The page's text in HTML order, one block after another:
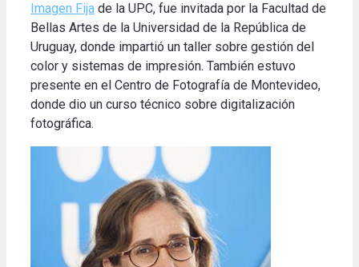
Imagen Fija de la UPC, fue invitada por la Facultad de
Bellas Artes de la Universidad de la República de
Uruguay, donde impartió un taller sobre gestión del
color y sistemas de impresión. También estuvo
presente en el Centro de Fotografía de Montevideo,
donde dio un curso técnico sobre digitalización
fotográfica.